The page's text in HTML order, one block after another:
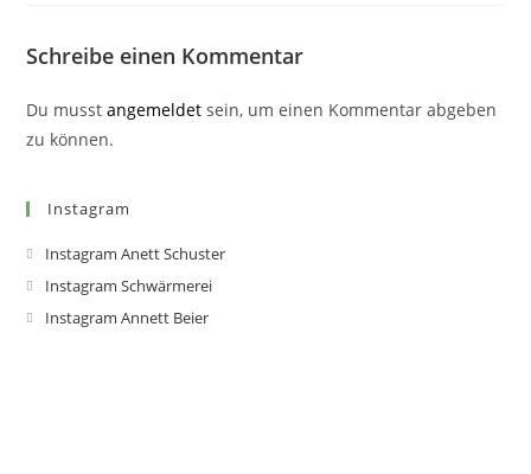
Schreibe einen Kommentar
Du musstangemeldet sein, um einen Kommentar abgeben
zu können.
Instagram
Instagram Anett Schuster
Instagram Schwärmerei
Instagram Annett Beier